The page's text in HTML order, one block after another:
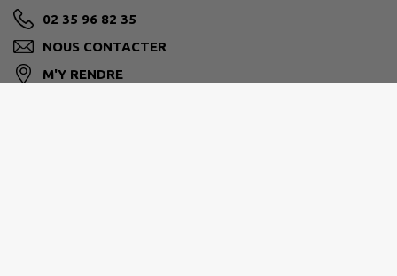
02 35 96 82 35
NOUS CONTACTER
M'Y RENDRE